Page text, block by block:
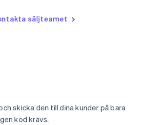
säljteamet
skicka den till dina kunder på bara
kod krävs.